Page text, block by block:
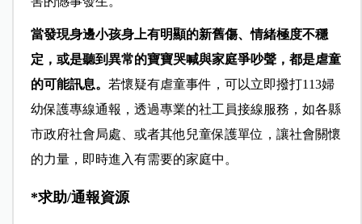
當發現身邊小孩身上有明顯的新舊傷、情緒極度不穩
定，或是聽到異常的寶寶哭喊與家庭爭吵聲，都是虐童
的可能訊息。 若懷疑有虐童事件，可以立即撥打113婦
幼保護專線通報，透過專業的社工員接線服務，如各縣
市政府社會局處、或者其他兒童保護單位，讓社會關懷
的力量，即時進入有需要的家庭中。
*求助/通報資源